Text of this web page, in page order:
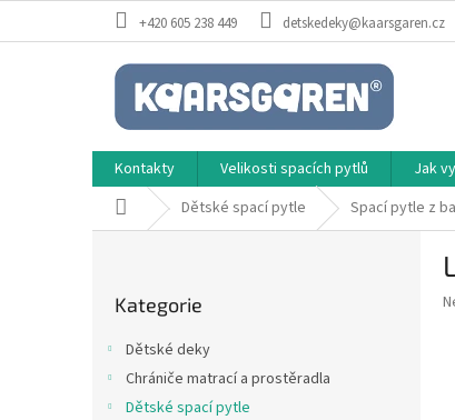
+420 605 238 449 detskedeky@kaarsgaren.cz
Kontakty Velikosti spacích pytlů Jak
Domů Dětské spací pytle Spací pytle z
kategorie
Kategorie
Dětské deky
Chrániče matrací a prostěradla
Dětské spací pytle